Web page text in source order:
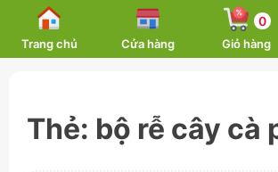
content
Trang chủ Cửa hàng
0
Giỏ hàng
Thẻ: bộ rễ cây cà